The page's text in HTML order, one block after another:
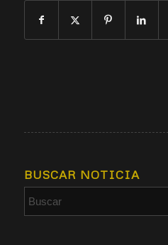
BUSCAR NOTICIA